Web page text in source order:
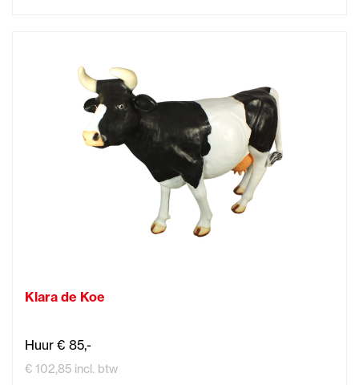
Klara de Koe
Huur € 85,-
€ 102,85 incl. btw